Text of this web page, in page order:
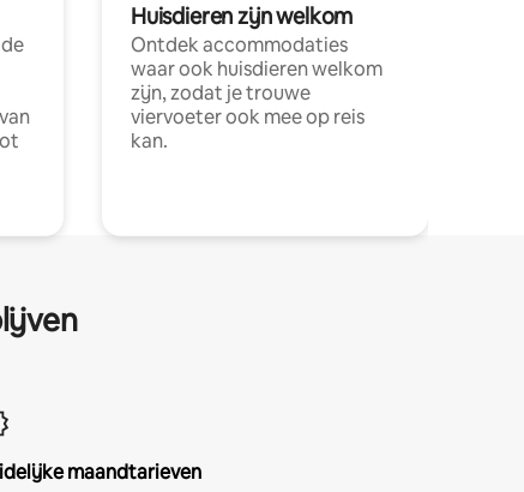
Huisdieren zijn welkom
Ontdek accommodaties
waar ook huisdieren welkom
zijn, zodat je trouwe
viervoeter ook mee op reis
kan.
maandtarieven